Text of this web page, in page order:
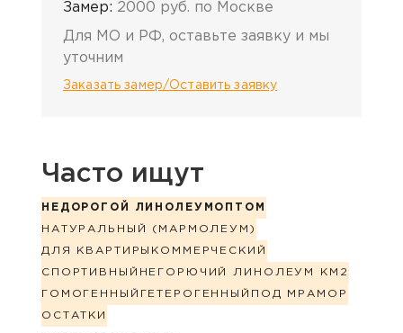
Замер: 2000 руб. по Москве
Для МО и РФ, оставьте заявку и мы
уточним
Заказать замер/Оставить заявку
Часто ищут
НЕДОРОГОЙ ЛИНОЛЕУМ ОПТОМ
НАТУРАЛЬНЫЙ (МАРМОЛЕУМ)
ДЛЯ КВАРТИРЫ КОММЕРЧЕСКИЙ
СПОРТИВНЫЙ НЕГОРЮЧИЙ ЛИНОЛЕУМ КМ2
ГОМОГЕННЫЙ ГЕТЕРОГЕННЫЙ ПОД МРАМОР
ОСТАТКИ